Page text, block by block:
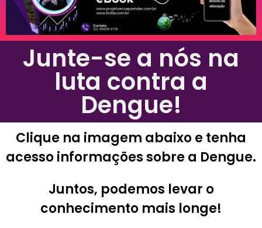
Junte-se a nós na
luta contra a
Dengue!
Clique na imagem abaixo e tenha
acesso informações sobre a Dengue.
Juntos, podemos levar o
conhecimento mais longe!